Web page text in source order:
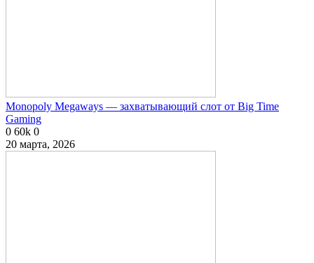
Monopoly Megaways — захватывающий слот от Big Time
Gaming
0 60k 0
20 марта, 2026